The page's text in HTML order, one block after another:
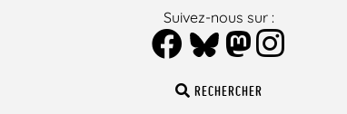
RECHERCHER
Suivez-nous sur :